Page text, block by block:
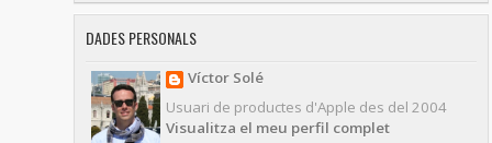
DADES PERSONALS
Víctor Solé
Usuari de productes d'Apple des del 2004
Visualitza el meu perfil complet